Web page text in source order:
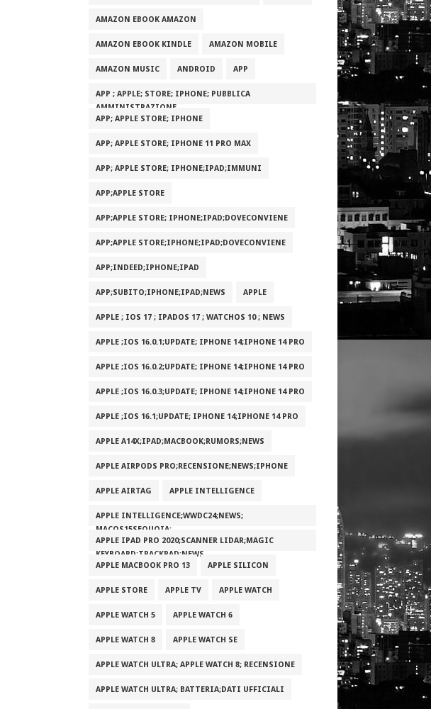
AMAZON EBOOK AMAZON
AMAZON EBOOK KINDLE AMAZON MOBILE
AMAZON MUSIC ANDROID APP
APP ; APPLE; STORE; IPHONE; PUBBLICA
AMMINISTRAZIONE
APP; APPLE STORE; IPHONE
APP; APPLE STORE; IPHONE 11 PRO MAX
APP; APPLE STORE; IPHONE;IPAD;IMMUNI
APP;APPLE STORE
APP;APPLE STORE; IPHONE;IPAD;DOVECONVIENE
APP;APPLE STORE;IPHONE;IPAD;DOVECONVIENE
APP;INDEED;IPHONE;IPAD
APP;SUBITO;IPHONE;IPAD;NEWS APPLE
APPLE ; IOS 17 ; IPADOS 17 ; WATCHOS 10 ; NEWS
APPLE ;IOS 16.0.1;UPDATE; IPHONE 14;IPHONE 14 PRO
APPLE ;IOS 16.0.2;UPDATE; IPHONE 14;IPHONE 14 PRO
APPLE ;IOS 16.0.3;UPDATE; IPHONE 14;IPHONE 14 PRO
APPLE ;IOS 16.1;UPDATE; IPHONE 14;IPHONE 14 PRO
APPLE A14X;IPAD;MACBOOK;RUMORS;NEWS
APPLE AIRPODS PRO;RECENSIONE;NEWS;IPHONE
APPLE AIRTAG APPLE INTELLIGENCE
APPLE INTELLIGENCE;WWDC24;NEWS;
MACOS15SEQUOIA;
APPLE IPAD PRO 2020;SCANNER LIDAR;MAGIC
KEYBOARD;TRACKPAD;NEWS
APPLE MACBOOK PRO 13
APPLE SILICON
APPLE STORE APPLE TV APPLE WATCH
APPLE WATCH 5 APPLE WATCH 6
APPLE WATCH 8 APPLE WATCH SE
APPLE WATCH ULTRA; APPLE WATCH 8; RECENSIONE
APPLE WATCH ULTRA; BATTERIA;DATI UFFICIALI